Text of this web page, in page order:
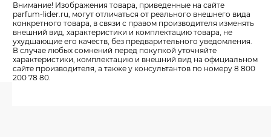
Внимание! Изображения товара, приведенные на сайте
parfum-lider.ru, могут отличаться от реального внешнего вида
конкретного товара, в связи с правом производителя изменять
внешний вид, характеристики и комплектацию товара, не
ухудшающие его качеств, без предварительного уведомления.
В случае любых сомнений перед покупкой уточняйте
характеристики, комплектацию и внешний вид на официальном
сайте производителя, а также у консультантов по номеру 8 800
200 78 80.